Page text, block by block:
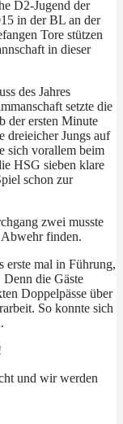
D2-Jugend der
in der BL an der
Tore stützen
in dieser
des Jahres
setzte die
der ersten Minute
dreieicher Jungs auf
sich vorallem beim
HSG sieben klare
schon zur
zwei musste
finden.
erste mal in Führung,
Denn die Gäste
Doppelpässe über
So konnte sich
und wir werden